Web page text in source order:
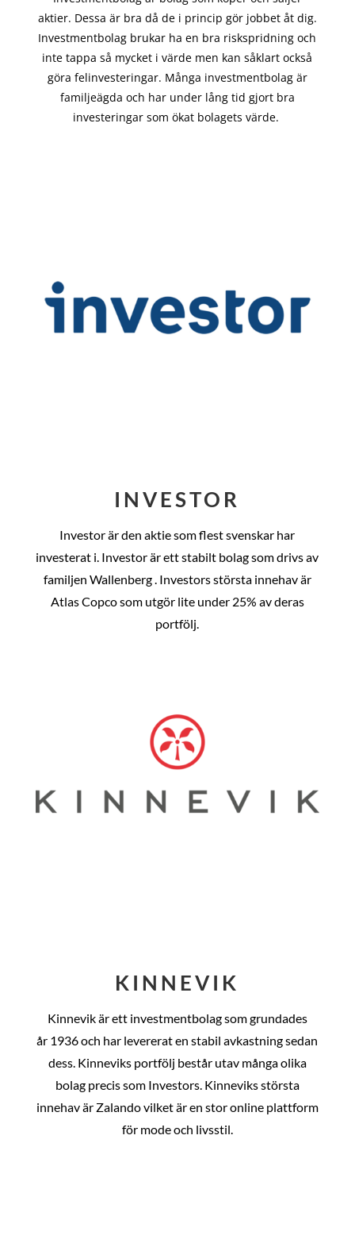
aktier. Dessa är bra då de i princip görjobbet åt dig.
Investmentbolag brukar ha en bra riskspridning och
inte tappa så mycket i värde men kan såklart också
göra felinvesteringar. Många investmentbolag är
familjeägda och har under lång tid gjort bra
investeringar som ökat bolagets värde.
INVESTOR
Investor är den aktie som flest svenskar har
investerat i. Investor är ett stabilt bolag som drivs av
familjen Wallenberg . Investors största innehav är
Atlas Copco som utgör lite under 25% av deras
portfölj.
KINNEVIK
Kinnevik är ett investmentbolag som grundades
år 1936 och har levererat en stabil avkastning sedan
dess. Kinneviks portfölj består utav många olika
bolag precis som Investors. Kinneviks största
innehav är Zalando vilket är en stor online plattform
för mode och livsstil.